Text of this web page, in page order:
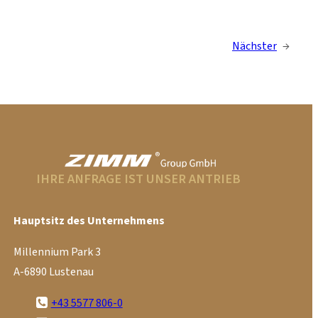
Nächster →
IHRE ANFRAGE IST UNSER ANTRIEB
Hauptsitz des Unternehmens
Millennium Park 3
A-6890 Lustenau
+43 5577 806-0